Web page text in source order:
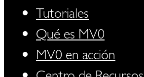
Tutoriales
Qué es MV0
MV0 en acción